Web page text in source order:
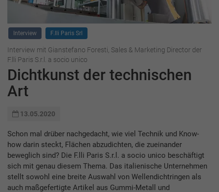
Interview F.lli Paris Srl
Interview mit Gianstefano Foresti, Sales & Marketing Director der
F.lli Paris S.r.l. a socio unico
Dichtkunst der technischen
Art
13.05.2020
Schon mal drüber nachgedacht, wie viel Technik und Know-
how darin steckt, Flächen abzudichten, die zueinander
beweglich sind? Die F.lli Paris S.r.l. a socio unico beschäftigt
sich mit genau diesem Thema. Das italienische Unternehmen
stellt sowohl eine breite Auswahl von Wellendichtringen als
auch maßgefertigte Artikel aus Gummi-Metall und